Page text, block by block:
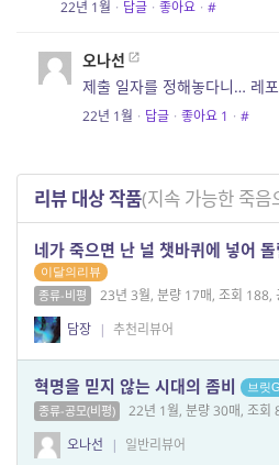
22년 1월 · 답글 · 좋아요 · #
오나선
제출 일자를 정해놓다니… 레
22년 1월 · 답글 · 좋아요 1 · #
리뷰 대상 작품(지속 가능한 죽음
네가 죽으면 난 널 챗바퀴에 넣어
이달의리뷰
종류-비평
23년 3월, 분량 17매, 조회 188,
담장 | 추천리뷰어
혁명을 믿지 않는 시대의 좀비 브릿
종류-공모(비평)
22년 1월, 분량 30매, 조회
오나선
| 일반리뷰어